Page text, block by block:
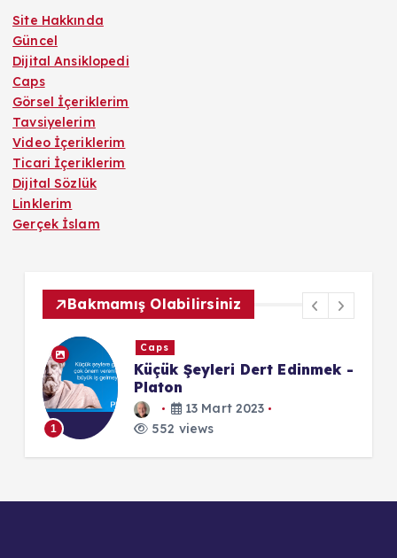
Site Hakkında
Güncel
Dijital Ansiklopedi
Caps
Görsel İçeriklerim
Tavsiyelerim
Video İçeriklerim
Ticari İçeriklerim
Dijital Sözlük
Linklerim
Gerçek İslam
Bakmamış Olabilirsiniz
Yazı Dizisi
Rastlantısal İnfialden
Tasarlanmış Kaosa: Toplum
Mühendisliği ve Üst Akıl Tezi
11 Temmuz 2026